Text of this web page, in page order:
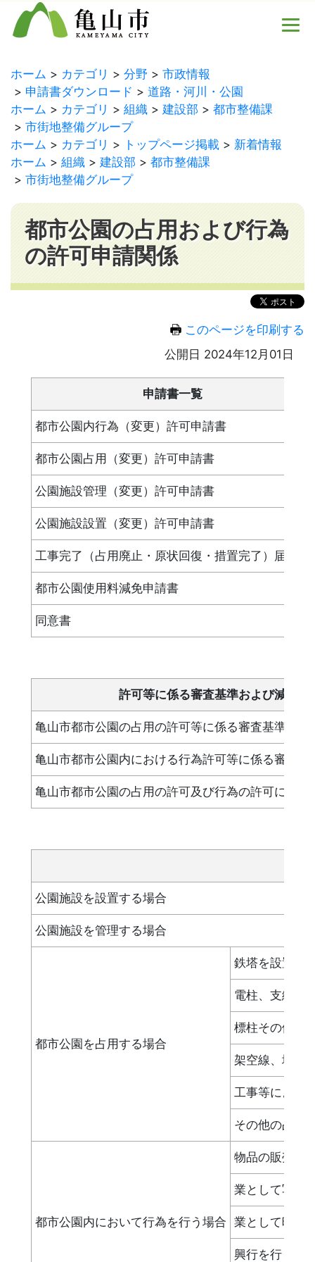
ホーム カテゴリ 分野
市政情報
申請書ダウンロード
道路・河川・公園
ホーム
カテゴリ 組織 建設部
都市整備課
市街地整備グループ
ホーム
カテゴリ トップページ掲載
新着情報
ホーム
組織 建設部
都市整備課
市街地整備グループ
都市公園の占用および行為
の許可申請関係
このページを印刷する
公開日 2024年12月01日
申請書一覧
都市公園内行為（変更）許可申請書
都市公園占用（変更）許可申請書
公園施設管理（変更）許可申請書
公園施設設置（変更）許可申請書
工事完了（占用廃止・原状回復・措置完了）届出書
都市公園使用料減免申請書
同意書
許可等に係る審査基準および減免に
亀山市都市公園の占用の許可等に係る審査基準
亀山市都市公園内における行為許可等に係る審査基
亀山市都市公園の占用の許可及び行為の許可に係
公園施設を設置する場合
公園施設を管理する場合
都市公園を占用する場合
鉄塔を設置す
電柱、支線又
標柱その他こ
架空線、地下
工事等による
その他の占用
都市公園内において行為を行う場合
物品の販売、
業として写真
業として映画
興行を行う場